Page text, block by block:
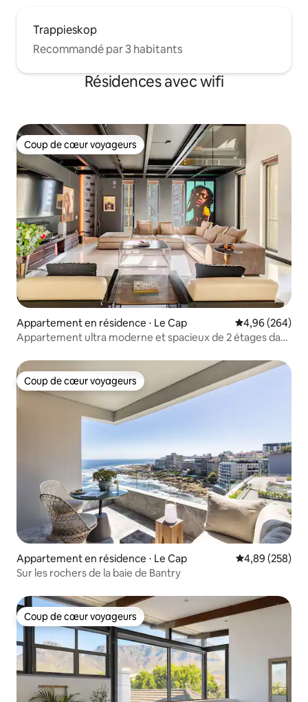
Trappieskop
Recommandé par 3 habitants
Résidences avec wifi
Coup de cœur voyageurs
Coup de cœur voyageurs
Appartement en résidence ⋅ Le Cap Évaluation
4,96 (264)
Appartement ultra moderne et spacieux de 2 étages dans
Coup de cœur voyageurs
Coup de cœur voyageurs
Appartement en résidence ⋅ Le Cap Évaluation
4,89 (258)
Sur les rochers de la baie de Bantry
Coup de cœur voyageurs
Coup de cœur voyageurs